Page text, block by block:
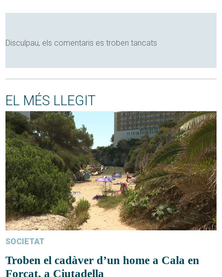
Disculpau, els comentaris es troben tancats
EL MÉS LLEGIT
SOCIETAT
Troben el cadàver d’un home a Cala en
Forcat, a Ciutadella